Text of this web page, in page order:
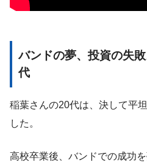
バンドの夢、投資の失
代
稲葉さんの20代は、決して平
した。
高校卒業後、バンドでの成功